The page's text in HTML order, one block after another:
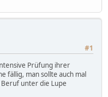
#1
Prüfung ihrer
fällig, man sollte auch mal
unter die Lupe